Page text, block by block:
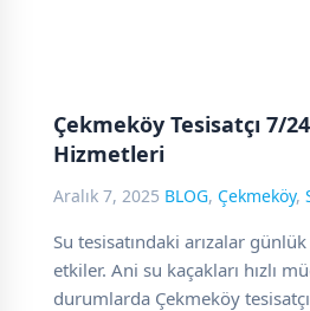
Çekmeköy Tesisatçı 7/
Hizmetleri
Aralık 7, 2025 BLOG, Çekmeköy,
Su tesisatındaki arızalar
etkiler. Ani su kaçakları hızlı
durumlarda Çekmeköy